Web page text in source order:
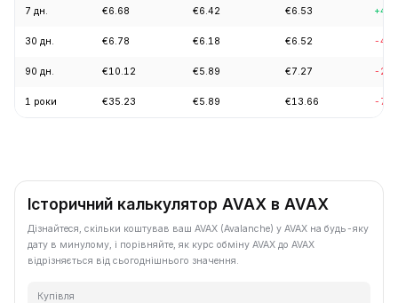
7 дн. €6.68 €6.42 €6.53
30 дн. €6.78 €6.18 €6.52 -
90 дн. €10.12 €5.89 €7.27 -
1 роки €35.23 €5.89 €13.66 -
Історичний калькулятор AVAX в AVAX
Дізнайтеся, скільки коштував ваш AVAX (Avalanche) у AVAX на будь-яку
дату в минулому, і порівняйте, як курс обміну AVAX до AVAX
відрізняється від сьогоднішнього значення.
Купівля